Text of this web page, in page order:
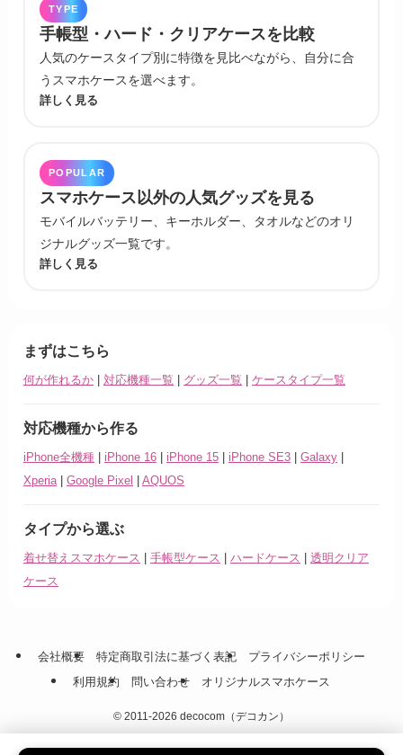
TYPE
手帳型・ハード・クリアケースを比較
人気のケースタイプ別に特徴を見比べながら、自分に合
うスマホケースを選べます。
詳しく見る
POPULAR
スマホケース以外の人気グッズを見る
モバイルバッテリー、キーホルダー、タオルなどのオリ
ジナルグッズ一覧です。
詳しく見る
まずはこちら
何が作れるか | 対応機種一覧 | グッズ一覧 | ケースタイプ一覧
対応機種から作る
iPhone全機種 | iPhone 16 | iPhone 15 | iPhone SE3 | Galaxy |
Xperia | Google Pixel | AQUOS
タイプから選ぶ
着せ替えスマホケース | 手帳型ケース | ハードケース | 透明クリア
ケース
会社概要 特定商取引法に基づく表記
プライバシーポリシー
利用規約
問い合わせ オリジナルスマホケース
© 2011-2026 decocom（デコカン）